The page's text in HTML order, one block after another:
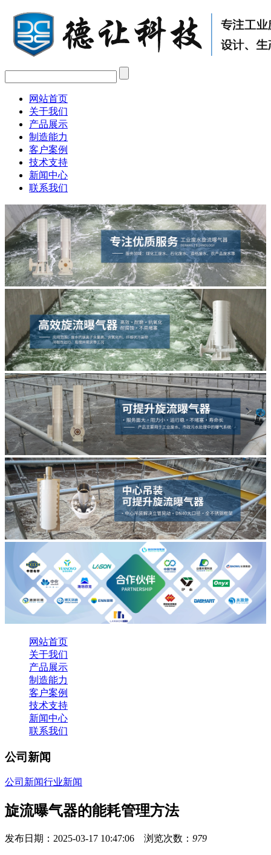
网站首页
关于我们
产品展示
制造能力
客户案例
技术支持
新闻中心
联系我们
网站首页
关于我们
产品展示
制造能力
客户案例
技术支持
新闻中心
联系我们
公司新闻
公司新闻行业新闻
旋流曝气器的能耗管理方法
发布日期：2025-03-17 10:47:06 浏览次数： 979